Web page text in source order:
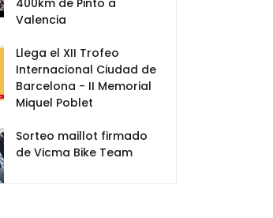
400km de Pinto a
Valencia
Llega el XII Trofeo
Internacional Ciudad de
Barcelona - II Memorial
Miquel Poblet
Sorteo maillot firmado
de Vicma Bike Team